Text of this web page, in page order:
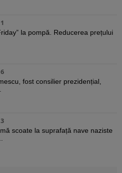
la pompă. Reducerea prețului
fost consilier prezidențial,
scoate la suprafață nave naziste